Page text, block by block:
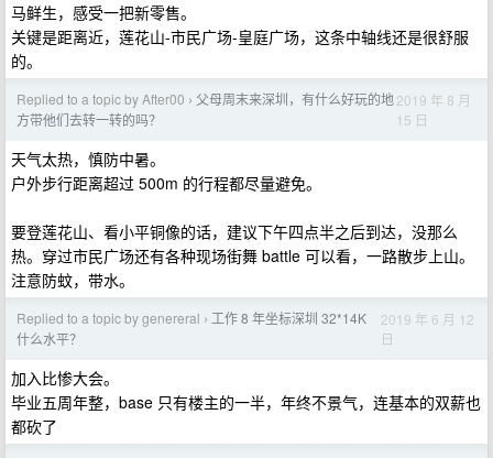
马鲜生，感受一把新零售。
关键是距离近，莲花山-市民广场-皇庭广场，这条中轴线还是很舒服
的。
Replied to a topic by After00 › 父母周末来深圳，有什么好玩的地
方带他们去转一转的吗？
2019 年 8 月
15 日
天气太热，慎防中暑。
户外步行距离超过 500m 的行程都尽量避免。
要登莲花山、看小平铜像的话，建议下午四点半之后到达，没那么
热。穿过市民广场还有各种现场街舞 battle 可以看，一路散步上山。
注意防蚊，带水。
Replied to a topic by genereral › 工作 8 年坐标深圳 32*14K
什么水平？
2019 年 6 月 12
日
加入比惨大会。
毕业五周年整，base 只有楼主的一半，年终不景气，连基本的双薪也
都砍了